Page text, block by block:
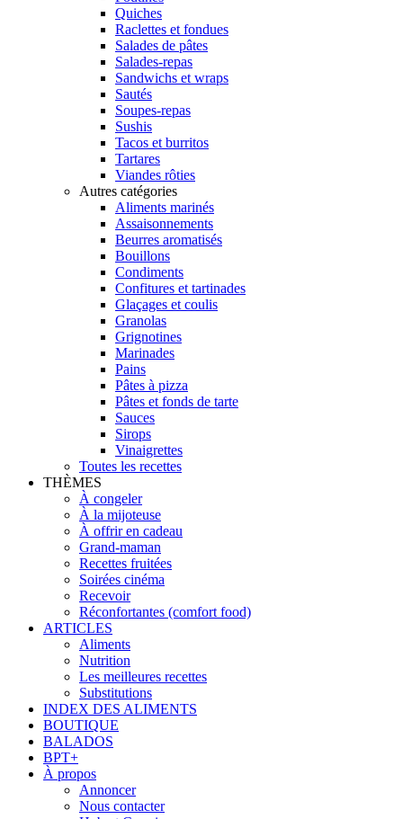
Quiches
Raclettes et fondues
Salades de pâtes
Salades-repas
Sandwichs et wraps
Sautés
Soupes-repas
Sushis
Tacos et burritos
Tartares
Viandes rôties
Autres catégories
Aliments marinés
Assaisonnements
Beurres aromatisés
Bouillons
Condiments
Confitures et tartinades
Glaçages et coulis
Granolas
Grignotines
Marinades
Pains
Pâtes à pizza
Pâtes et fonds de tarte
Sauces
Sirops
Vinaigrettes
Toutes les recettes
THÈMES
À congeler
À la mijoteuse
À offrir en cadeau
Grand-maman
Recettes fruitées
Soirées cinéma
Recevoir
Réconfortantes (comfort food)
ARTICLES
Aliments
Nutrition
Les meilleures recettes
Substitutions
INDEX DES ALIMENTS
BOUTIQUE
BALADOS
BPT+
À propos
Annoncer
Nous contacter